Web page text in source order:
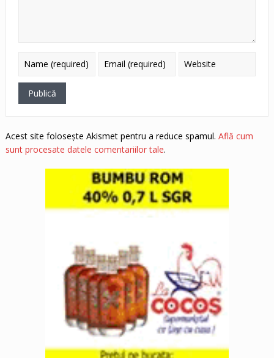
Acest site folosește Akismet pentru a reduce spamul. Află cum
sunt procesate datele comentariilor tale.